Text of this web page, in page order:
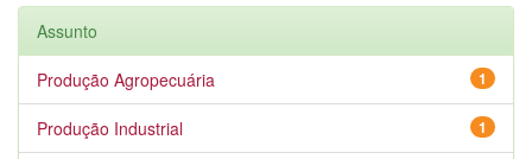
Assunto
1
Produção Agropecuária
1
Produção Industrial